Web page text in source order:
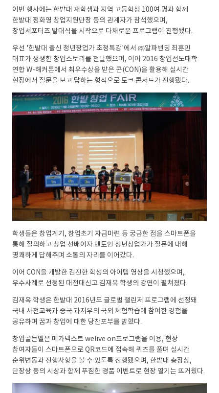
이번 행사에는 한밭대 재학생과 지역 고등학생 100여 명과 함께
한밭대 정화영 창업지원단장 등의 관계자가 참석했으며,
창업서포터즈 발대식을 시작으로 다채로운 프로그램이 진행됐다.
우선 '한밭대 출신 청년창업가 초청특강'에서 ㈜알파밴딩 최훈민
대표가 생생한 창업스토리를 전달했으며, 이어 2016 창업선도대학
연합 W-해커톤에서 최우수상을 받은 콘(CON)을 활용해 실시간
현장에서 질문을 보고 답하는 형식으로 토크 콘서트가 진행됐다.
학생들은 창업계기, 창업초기 자금마련 등 궁금한 점을 스마트폰을
통해 질의하고 창업 선배이자 멘토인 청년창업가가 질문에 대해
명쾌하게 답해주며 소통의 자리를 이어갔다.
이어 CON을 개발한 김진한 학생의 아이템 영상을 시청했으며,
우수사례로 선정된 대전대신고 김재욱 학생의 강연이 펼쳐졌다.
김재욱 학생은 한밭대 2016년도 글로벌 챌린저 프로그램에 선정돼
국내 사전교육과 중국 과저우의 국외 체험학습에 참여한 경험을
공유하며 꿈과 창업에 대한 당찬포부를 밝혔다.
창업골든벨은 메가넥스트 welive on프로그램을 이용, 현장
참여자들이 스마트폰으로 QR코드에 접속해 퀴즈를 풀며 실시간
순위변동과 진행사항을 볼 수 있도록 진행됐으며, 한밭대 총장상,
단장상 등의 시상과 함께 푸짐한 경품 이벤트로 현장 열기는 뜨거웠다.